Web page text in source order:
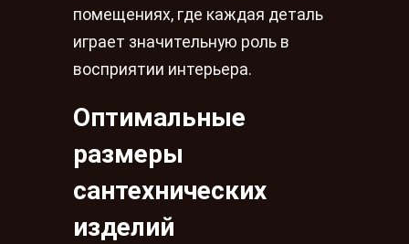
помещениях, где каждая деталь
играет значительную роль в
восприятии интерьера.
Оптимальные
размеры
сантехнических
изделий